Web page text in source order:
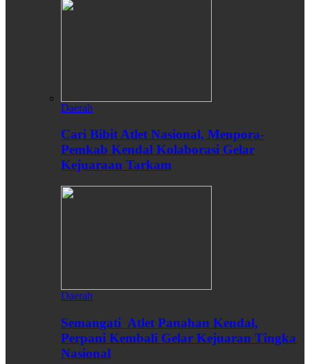
Daerah
Cari Bibit Atlet Nasional, Menpora-
Pemkab Kendal Kolaborasi Gelar
Kejuaraan Tarkam
Daerah
Semangati Atlet Panahan Kendal,
Perpani Kembali Gelar Kejuaran Tingka
Nasional